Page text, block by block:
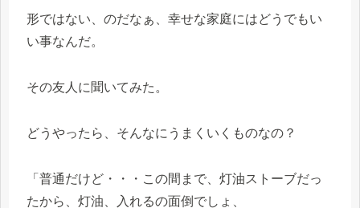
形ではない、のだなぁ、幸せな家庭にはどうでもい
い事なんだ。
その友人に聞いてみた。
どうやったら、そんなにうまくいくものなの？
「普通だけど・・・この間まで、灯油ストーブだっ
たから、灯油、入れるの面倒でしょ、